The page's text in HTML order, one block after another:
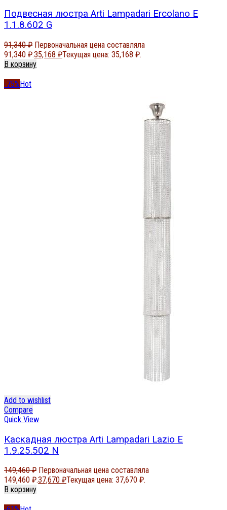
Подвесная люстра Arti Lampadari Ercolano E
1.1.8.602 G
91,340₽ Первоначальная цена составляла
91,340 ₽.35,168 ₽Текущая цена: 35,168 ₽.
В корзину
-75%Hot
Add to wishlist
Compare
Quick View
Каскадная люстра Arti Lampadari Lazio E
1.9.25.502 N
149,460₽ Первоначальная цена составляла
149,460 ₽.37,670 ₽Текущая цена: 37,670 ₽.
В корзину